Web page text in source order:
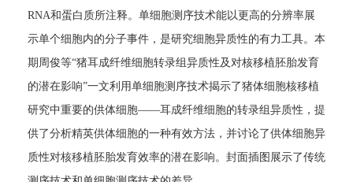
RNA和蛋白质所注释。单细胞测序技术能以更高的分辨率展
示单个细胞内的分子事件，是研究细胞异质性的有力工具。本
期周俊等“猪耳成纤维细胞转录组异质性及对核移植胚胎发育
的潜在影响”一文利用单细胞测序技术揭示了猪体细胞核移植
研究中重要的供体细胞——耳成纤维细胞的转录组异质性，提
供了分析精英供体细胞的一种有效方法，并讨论了供体细胞异
质性对核移植胚胎发育效率的潜在影响。封面插图展示了传统